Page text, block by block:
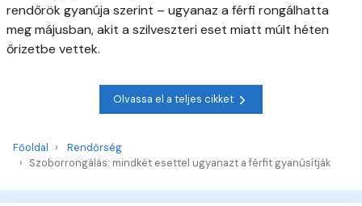
rendőrök gyanúja szerint – ugyanaz a férfi rongálhatta
meg májusban, akit a szilveszteri eset miatt múlt héten
őrizetbe vettek.
Olvassa el a teljes cikket
Főoldal
Rendőrség
Szoborrongálás: mindkét esettel ugyanazt a férfit gyanúsítják